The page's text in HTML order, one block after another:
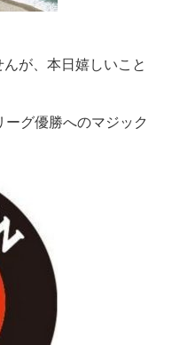
が、本日嬉しいこと
グ優勝へのマジック